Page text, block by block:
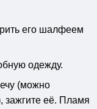
его шалфеем
одежду.
(можно
зажгите её. Пламя